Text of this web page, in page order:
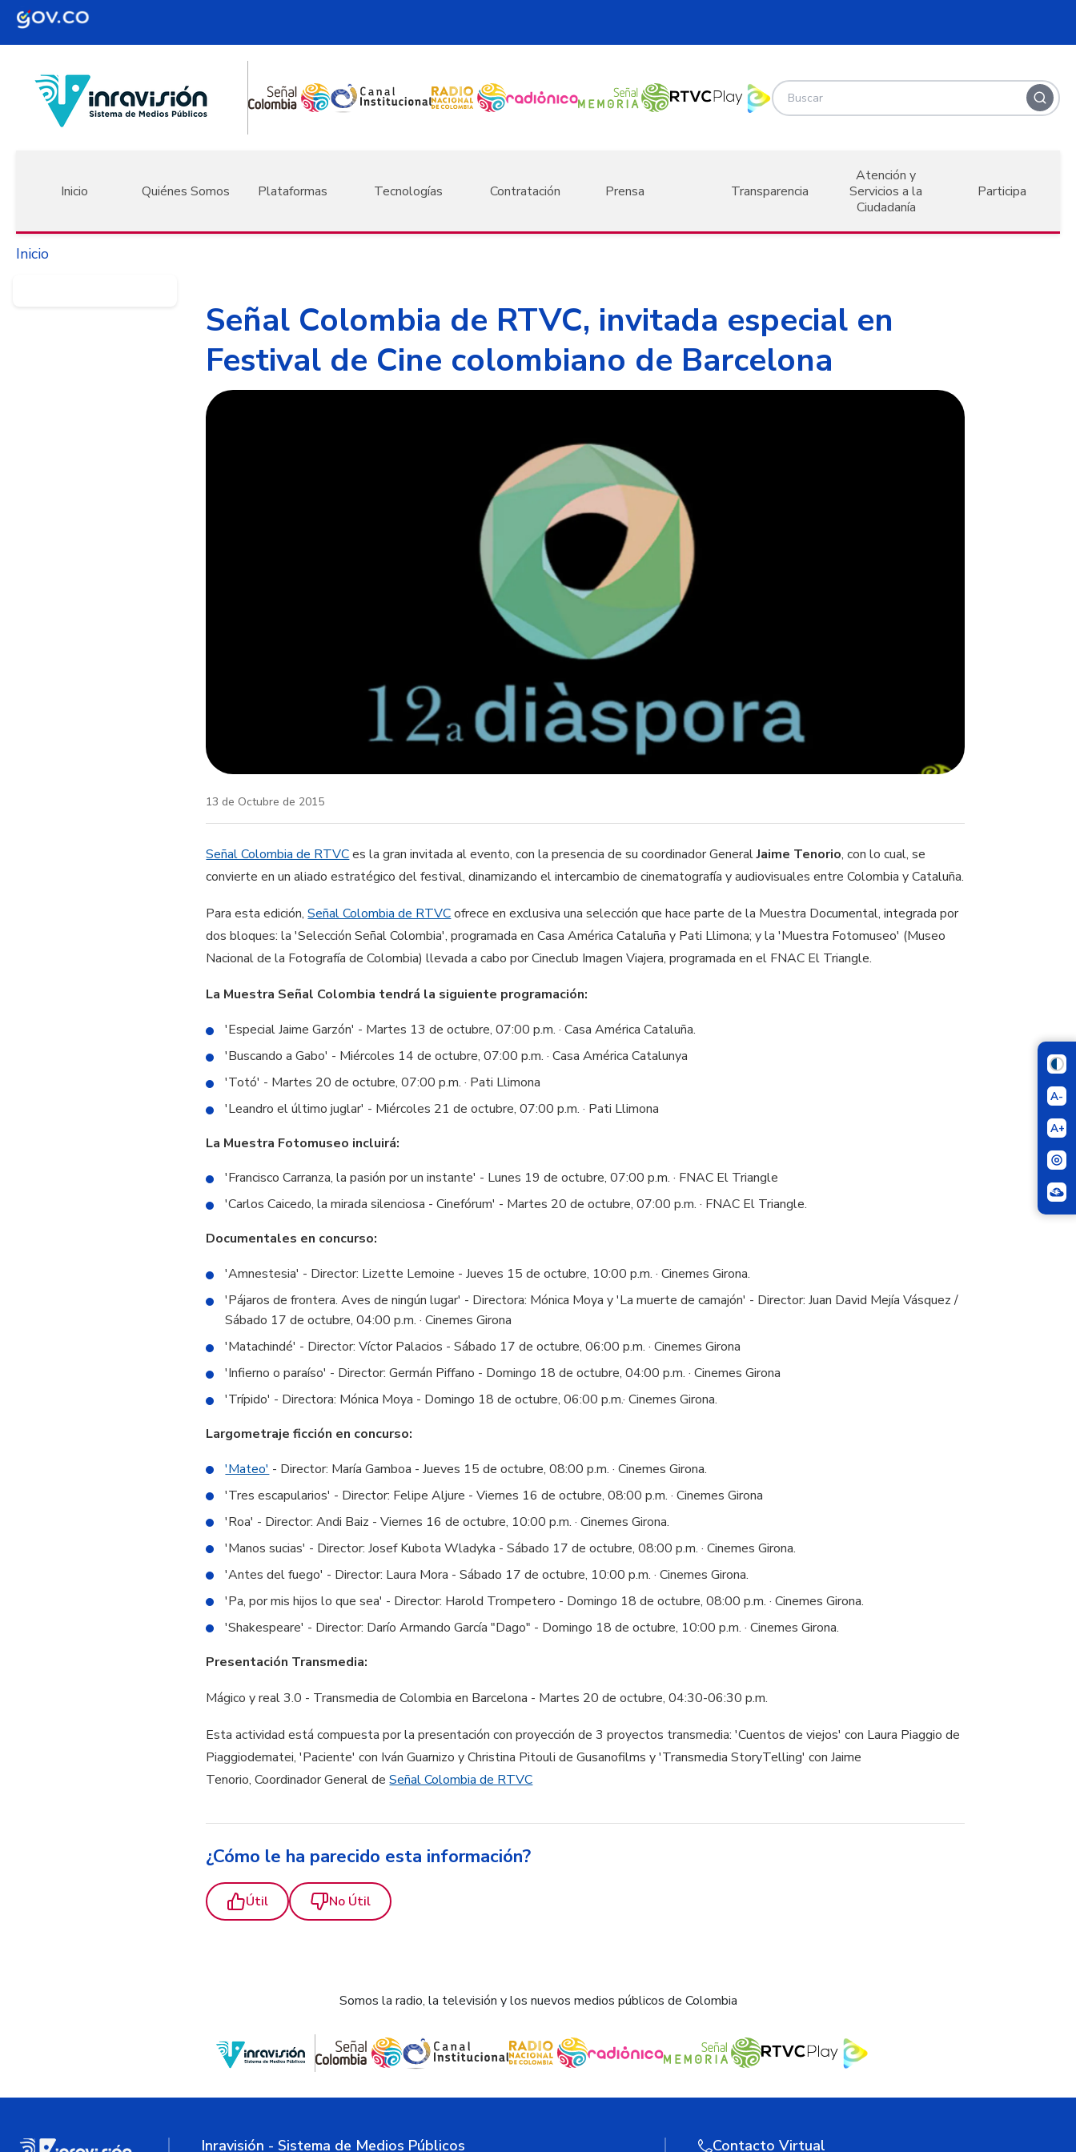
Pasar al contenido principal
Inicio Quiénes Somos Plataformas Tecnologías Contratación Prensa Transparencia
Atención y
Servicios a la
Ciudadanía
Participa
A-
A+
Inicio
Señal Colombia de RTVC, invitada especial en
Festival de Cine colombiano de Barcelona
13 de Octubre de 2015
Señal Colombia de RTVCes la gran invitada al evento, con la presencia de su coordinador GeneralJaime Tenorio, con lo cual, se
convierte en un aliado estratégico del festival, dinamizando el intercambio de cinematografía y audiovisuales entre Colombia y Cataluña.
Para esta edición,Señal Colombia de RTVCofrece en exclusiva una selección que hace parte de la Muestra Documental, integrada por
dos bloques: la 'Selección Señal Colombia', programada en Casa América Cataluña y Pati Llimona; y la 'Muestra Fotomuseo' (Museo
Nacional de la Fotografía de Colombia) llevada a cabo por Cineclub Imagen Viajera, programada en el FNAC El Triangle.
La Muestra Señal Colombia tendrá la siguiente programación:
'Especial Jaime Garzón' - Martes 13 de octubre, 07:00 p.m. · Casa América Cataluña.
'Buscando a Gabo' - Miércoles 14 de octubre, 07:00 p.m. · Casa América Catalunya
'Totó' - Martes 20 de octubre, 07:00 p.m. · Pati Llimona
'Leandro el último juglar' - Miércoles 21 de octubre, 07:00 p.m. · Pati Llimona
La Muestra Fotomuseo incluirá:
'Francisco Carranza, la pasión por un instante' - Lunes 19 de octubre, 07:00 p.m. · FNAC El Triangle
'Carlos Caicedo, la mirada silenciosa - Cinefórum' - Martes 20 de octubre, 07:00 p.m. · FNAC El Triangle.
Documentales en concurso:
'Amnestesia' - Director: Lizette Lemoine - Jueves 15 de octubre, 10:00 p.m. · Cinemes Girona.
'Pájaros de frontera. Aves de ningún lugar' - Directora: Mónica Moya y 'La muerte de camajón' - Director: Juan David Mejía Vásquez /
Sábado 17 de octubre, 04:00 p.m. · Cinemes Girona
'Matachindé' - Director: Víctor Palacios - Sábado 17 de octubre, 06:00 p.m. · Cinemes Girona
'Infierno o paraíso' - Director: Germán Piffano - Domingo 18 de octubre, 04:00 p.m. · Cinemes Girona
'Trípido' - Directora: Mónica Moya - Domingo 18 de octubre, 06:00 p.m.· Cinemes Girona.
Largometraje ficción en concurso:
'Mateo' - Director: María Gamboa - Jueves 15 de octubre, 08:00 p.m. · Cinemes Girona.
'Tres escapularios' - Director: Felipe Aljure - Viernes 16 de octubre, 08:00 p.m. · Cinemes Girona
'Roa' - Director: Andi Baiz - Viernes 16 de octubre, 10:00 p.m. · Cinemes Girona.
'Manos sucias' - Director: Josef Kubota Wladyka - Sábado 17 de octubre, 08:00 p.m. · Cinemes Girona.
'Antes del fuego' - Director: Laura Mora - Sábado 17 de octubre, 10:00 p.m. · Cinemes Girona.
'Pa, por mis hijos lo que sea' - Director: Harold Trompetero - Domingo 18 de octubre, 08:00 p.m. · Cinemes Girona.
'Shakespeare' - Director: Darío Armando García "Dago" - Domingo 18 de octubre, 10:00 p.m. · Cinemes Girona.
Presentación Transmedia:
Mágico y real 3.0 - Transmedia de Colombia en Barcelona - Martes 20 de octubre, 04:30-06:30 p.m.
Esta actividad está compuesta por la presentación con proyección de 3 proyectos transmedia: 'Cuentos de viejos' con Laura Piaggio de
Piaggiodematei, 'Paciente' con Iván Guarnizo y Christina Pitouli de Gusanofilms y 'Transmedia StoryTelling' con Jaime
Tenorio, Coordinador General deSeñal Colombia de RTVC
¿Cómo le ha parecido esta información?
Útil No Útil
Somos la radio, la televisión y los nuevos medios públicos de Colombia
Inravisión - Sistema de Medios Públicos Contacto Virtual